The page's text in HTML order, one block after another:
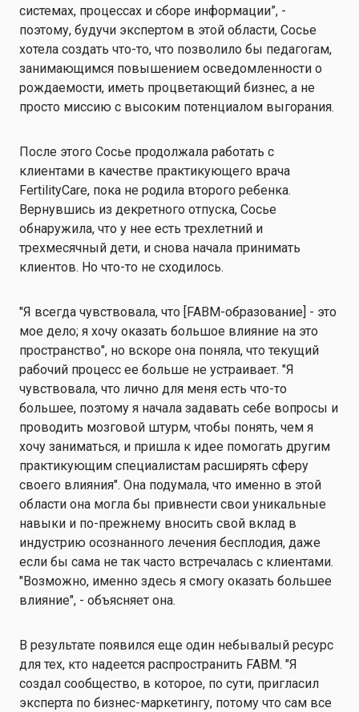
системах, процессах и сборе информации”, -
поэтому, будучи экспертом в этой области, Сосье
хотела создать что-то, что позволило бы педагогам,
занимающимся повышением осведомленности о
рождаемости, иметь процветающий бизнес, а не
просто миссию с высоким потенциалом выгорания.
После этого Сосье продолжала работать с
клиентами в качестве практикующего врача
FertilityCare, пока не родила второго ребенка.
Вернувшись из декретного отпуска, Сосье
обнаружила, что у нее есть трехлетний и
трехмесячный дети, и снова начала принимать
клиентов. Но что-то не сходилось.
"Я всегда чувствовала, что [FABM-образование] - это
мое дело; я хочу оказать большое влияние на это
пространство", но вскоре она поняла, что текущий
рабочий процесс ее больше не устраивает. "Я
чувствовала, что лично для меня есть что-то
большее, поэтому я начала задавать себе вопросы и
проводить мозговой штурм, чтобы понять, чем я
хочу заниматься, и пришла к идее помогать другим
практикующим специалистам расширять сферу
своего влияния". Она подумала, что именно в этой
области она могла бы привнести свои уникальные
навыки и по-прежнему вносить свой вклад в
индустрию осознанного лечения бесплодия, даже
если бы сама не так часто встречалась с клиентами.
"Возможно, именно здесь я смогу оказать большее
влияние", - объясняет она.
В результате появился еще один небывалый ресурс
для тех, кто надеется распространить FABM. "Я
создал сообщество, в которое, по сути, пригласил
эксперта по бизнес-маркетингу, потому что сам все